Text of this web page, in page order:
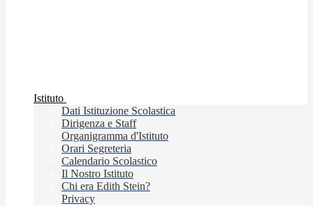
Istituto
Dati Istituzione Scolastica
Dirigenza e Staff
Organigramma d'Istituto
Orari Segreteria
Calendario Scolastico
Il Nostro Istituto
Chi era Edith Stein?
Privacy